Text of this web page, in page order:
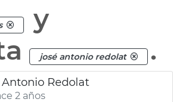
y
josé antonio redolat .
Antonio Redolat
2 años